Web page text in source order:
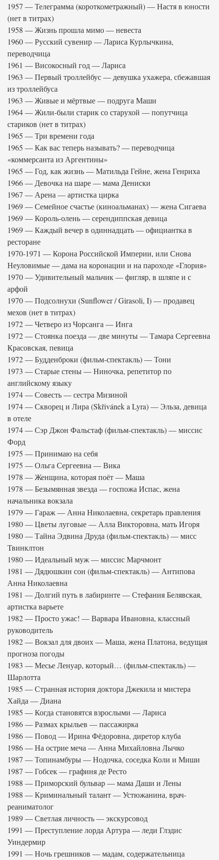
1957 — Телеграмма (короткометражный) — Настя в юности
(нет в титрах)
1958 — Жизнь прошла мимо — невеста
1960 — Русский сувенир — Лариса Курлычкина,
переводчица
1961 — Високосный год — Лариса
1963 — Первый троллейбус — девушка ухажера, сбежавшая
из троллейбуса
1963 — Живые и мёртвые — подруга Маши
1964 — Жили-были старик со старухой — попутчица
стариков (нет в титрах)
1965 — Три времени года
1965 — Как вас теперь называть? — переводчица
«коммерсанта из Аргентины»
1965 — Год, как жизнь — Матильда Гейне, жена Генриха
1966 — Девочка на шаре — мама Дениски
1967 — Арена — артистка цирка
1969 — Семейное счастье (киноальманах) — жена Сигаева
1969 — Король-олень — серендиппская девица
1969 — Каждый вечер в одиннадцать — официантка в
ресторане
1970-1971 — Корона Российской Империи, или Снова
Неуловимые — дама на коронации и на пароходе «Глория»
1970 — Удивительный мальчик — фигляр, в шляпе и с
арфой
1970 — Подсолнухи (Sunflower / Girasoli, I) — продавец
мехов (нет в титрах)
1972 — Четверо из Чорсанга — Инга
1972 — Стоянка поезда — две минуты — Тамара Сергеевна
Красовская, певица
1972 — Будденброки (фильм-спектакль) — Тони
1973 — Старые стены — Ниночка, репетитор по
английскому языку
1974 — Совесть — сестра Мизиной
1974 — Скворец и Лира (Skřivánek a Lyra) — Эльза, девица
в отеле
1974 — Сэр Джон Фальстаф (фильм-спектакль) — миссис
Форд
1975 — Принимаю на себя
1975 — Ольга Сергеевна — Вика
1978 — Женщина, которая поёт — Маша
1978 — Безымянная звезда — госпожа Испас, жена
начальника вокзала
1979 — Гараж — Анна Николаевна, секретарь правления
1980 — Цветы луговые — Алла Викторовна, мать Игоря
1980 — Тайна Эдвина Друда (фильм-спектакль) — мисс
Твинклтон
1980 — Идеальный муж — миссис Марчмонт
1981 — Дядюшкин сон (фильм-спектакль) — Антипова
Анна Николаевна
1981 — Долгий путь в лабиринте — Стефания Белявская,
артистка варьете
1982 — Просто ужас! — Варвара Ивановна, классный
руководитель
1982 — Вокзал для двоих — Маша, жена Платона, ведущая
прогноза погоды
1983 — Месье Ленуар, который… (фильм-спектакль) —
Шарлотта
1985 — Странная история доктора Джекила и мистера
Хайда — Диана
1985 — Когда становятся взрослыми — Лариса
1986 — Размах крыльев — пассажирка
1986 — Повод — Ирина Фёдоровна, диретор клуба
1986 — На острие меча — Анна Михайловна Лычко
1987 — Топинамбуры — Нодочка, соседка Коли и Миши
1987 — Гобсек — графиня де Ресто
1988 — Приморский бульвар — мама Даши и Лены
1988 — Криминальный талант — Устюжанина, врач-
реаниматолог
1989 — Светлая личность — экскурсовод
1991 — Преступление лорда Артура — леди Глэдис
Уиндермир
1991 — Ночь грешников — мадам, содержательница